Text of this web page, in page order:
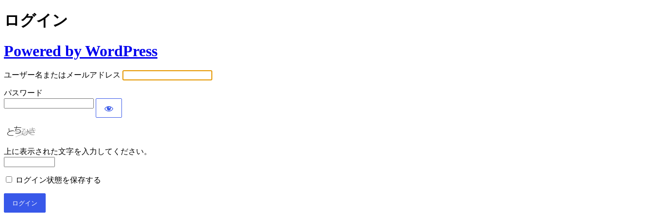
ログイン
Powered by WordPress
ユーザー名またはメールアドレス
パスワード
上に表示された文字を入力してください。
ログイン状態を保存する